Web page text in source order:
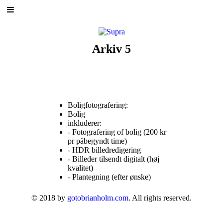
Arkiv 5
Boligfotografering:
Bolig
inkluderer:
- Fotografering of bolig (200 kr
pr påbegyndt time)
- HDR billedredigering
- Billeder tilsendt digitalt (høj
kvalitet)
- Plantegning (efter ønske)
© 2018 by gotobrianholm.com. All rights reserved.